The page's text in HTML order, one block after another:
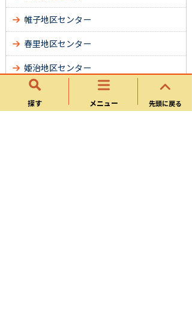
探す メニュー 先頭に戻る
帷子地区センター
春里地区センター
姫治地区センター
平牧地区センター